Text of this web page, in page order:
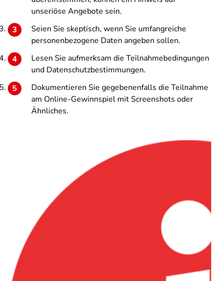
unseriöse Angebote sein.
Seien Sie skeptisch, wenn Sie umfangreiche
personenbezogene Daten angeben sollen.
Lesen Sie aufmerksam die Teilnahmebedingungen
und Datenschutzbestimmungen.
Dokumentieren Sie gegebenenfalls die Teilnahme
am Online-Gewinnspiel mit Screenshots oder
Ähnliches.